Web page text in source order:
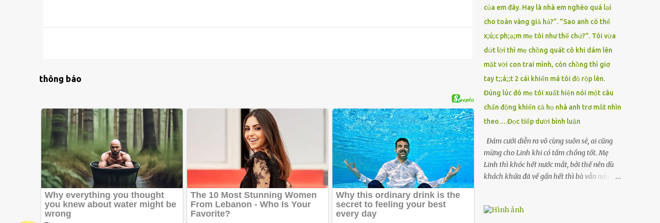
thông báo
của em đây. Hay là nhà em nghèo quá lại
cho toàn vàng giả hả?”. ”Sao anh có thể
x;ú;c ph;ạ;m mẹ tôi như thế chứ?”. Tôi vừa
dứt lời thì mẹ chồng quát cô khi dám lên
mặt với con trai mình, còn chồng thì giơ
tay t;;á;;t 2 cái khiến má tôi đỏ rộp lên.
Đúng lúc đó mẹ tôi xuất hiện nói một câu
chấn động khiến cả họ nhà anh trơ mắt nhìn
theo….Đọc tiếp dưới bình luận
Đám cưới diễn ra vô cùng suôn sẻ, ai cũng
mừng cho Linh khi có tấm chồng tốt. Mẹ
Linh thì khóc hết nước mắt, bởi thế nên dù
khách khứa đã về gần hết thì bà vẫn nán lại
được 1 năm thì mẹ cô sức khỏe yếu đi nên cô